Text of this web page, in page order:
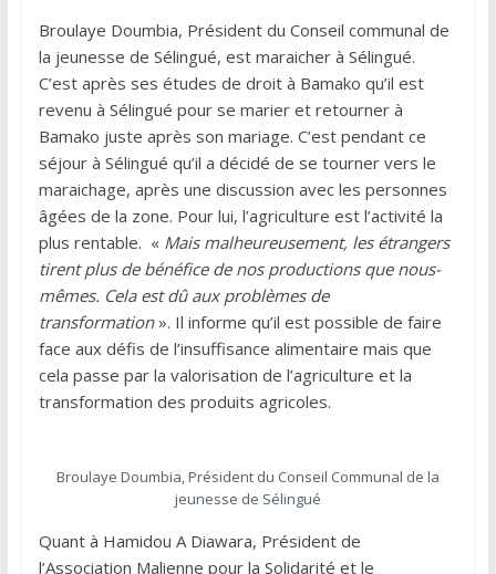
Broulaye Doumbia, Président du Conseil communal de
la jeunesse de Sélingué, est maraicher à Sélingué.
C’est après ses études de droit à Bamako qu’il est
revenu à Sélingué pour se marier et retourner à
Bamako juste après son mariage. C’est pendant ce
séjour à Sélingué qu’il a décidé de se tourner vers le
maraichage, après une discussion avec les personnes
âgées de la zone. Pour lui, l’agriculture est l’activité la
plus rentable. « Mais malheureusement, les étrangers
tirent plus de bénéfice de nos productions que nous-
mêmes. Cela est dû aux problèmes de
transformation ». Il informe qu’il est possible de faire
face aux défis de l’insuffisance alimentaire mais que
cela passe par la valorisation de l’agriculture et la
transformation des produits agricoles.
Broulaye Doumbia, Président du Conseil Communal de la
jeunesse de Sélingué
Quant à Hamidou A Diawara, Président de
l’Association Malienne pour la Solidarité et le